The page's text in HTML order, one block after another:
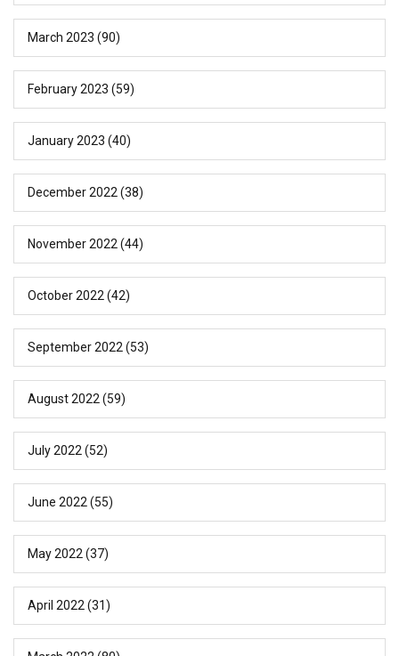
March 2023 (90)
February 2023 (59)
January 2023 (40)
December 2022 (38)
November 2022 (44)
October 2022 (42)
September 2022 (53)
August 2022 (59)
July 2022 (52)
June 2022 (55)
May 2022 (37)
April 2022 (31)